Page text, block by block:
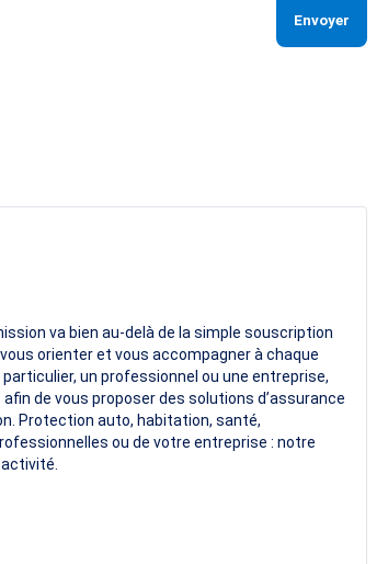
Envoyer
va bien au-delà de la simple souscription
orienter et vous accompagner à chaque
un professionnel ou une entreprise,
de vous proposer des solutions d’assurance
Protection auto, habitation, santé,
ou de votre entreprise : notre